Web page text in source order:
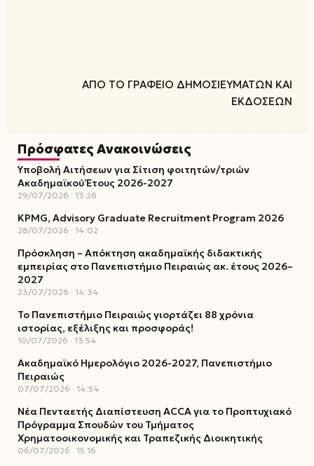
ΑΠΟ ΤΟ ΓΡΑΦΕΙΟ ΔΗΜΟΣΙΕΥΜΑΤΩΝ ΚΑΙ
ΕΚΔΟΣΕΩΝ
Πρόσφατες Ανακοινώσεις
Υποβολή Αιτήσεων για Σίτιση φοιτητών/τριών
Ακαδημαϊκού Έτους 2026-2027
29/07/2026 13:26
KPMG, Advisory Graduate Recruitment Program 2026
28/07/2026 14:02
Πρόσκληση – Απόκτηση ακαδημαϊκής διδακτικής
εμπειρίας στο Πανεπιστήμιο Πειραιώς ακ. έτους 2026–
2027
23/07/2026 14:34
Το Πανεπιστήμιο Πειραιώς γιορτάζει 88 χρόνια
ιστορίας, εξέλιξης και προσφοράς!
10/07/2026 13:54
Ακαδημαϊκό Ημερολόγιο 2026-2027, Πανεπιστήμιο
Πειραιώς
07/07/2026 14:54
Νέα Πενταετής Διαπίστευση ACCA για το Προπτυχιακό
Πρόγραμμα Σπουδών του Τμήματος
Χρηματοοικονομικής και Τραπεζικής Διοικητικής
06/07/2026 15:16